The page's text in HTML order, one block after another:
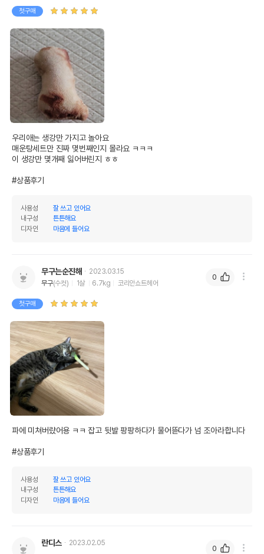
첫구매
우리애는 생강만 가지고 놀아요
매운탕세트만 진짜 몇번째인지 몰라요 ㅋㅋㅋ
이 생강만 몇개째 잃어버린지 ㅎㅎ
#상품후기
사용성
잘 쓰고 있어요
내구성
튼튼해요
디자인
마음에 들어요
무구는순진해
2023.03.15
무구(수컷) 1살 6.7kg 코리안쇼트헤어
첫구매
파에 미쳐버럈어용 ㅋㅋ 잡고 뒷발 팡팡하다가 물어뜯다가 넘 조아라합니다
#상품후기
사용성
잘 쓰고 있어요
내구성
튼튼해요
디자인
마음에 들어요
0
란디스 2023.02.05
0